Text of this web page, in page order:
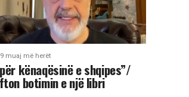
9 muaj më herët
kënaqësinë e shqipes”/
botimin e një libri